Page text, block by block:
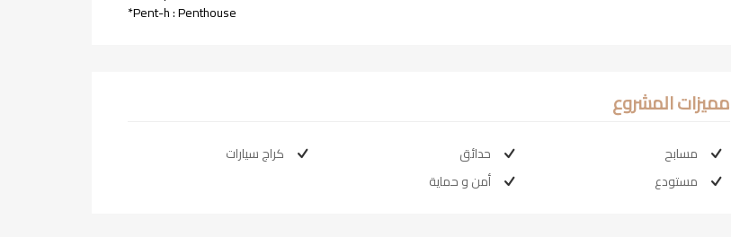
*Pent-h : Penthouse
مميزات المشروع
مسابح
مستودع
حدائق
أمن و حماية
كراج سيارات